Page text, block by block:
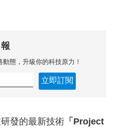
態，升級你的科技原力！
立即訂閱
發的最新技術 「 Project